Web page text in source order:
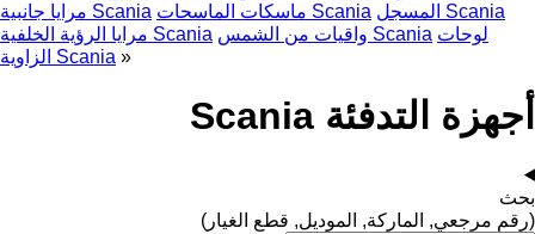
مرايا جانبية Scania
ماسكات الماسحات Scania
المسجل Scania
مرايا الرؤية الخلفية Scania
واقيات من الشمس Scania لوحات
الزاوية Scania »
أجهزة التدفئة Scania
بحث
(رقم مرجعي, الماركة, الموديل, قطع الغيار)